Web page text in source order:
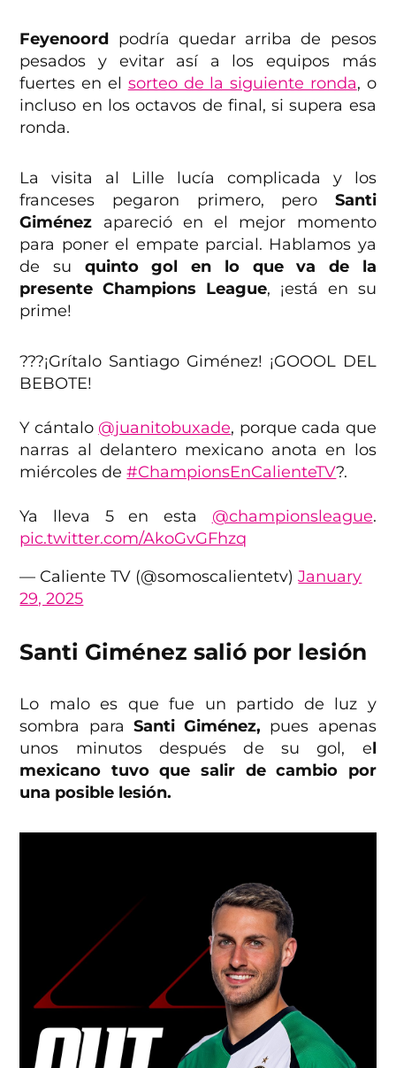
Feyenoord podría quedar arriba de pesos
pesados y evitar así a los equipos más
fuertes en el sorteo de la siguiente ronda, o
incluso en los octavos de final, si supera esa
ronda.
La visita al Lille lucía complicada y los
franceses pegaron primero, pero Santi
Giménez apareció en el mejor momento
para poner el empate parcial. Hablamos ya
de su quinto gol en lo que va de la
presente Champions League, ¡está en su
prime!
???¡Grítalo Santiago Giménez! ¡GOOOL DEL
BEBOTE!
Y cántalo @juanitobuxade, porque cada que
narras al delantero mexicano anota en los
miércoles de#ChampionsEnCalienteTV?.
Ya lleva 5 en esta @championsleague.
pic.twitter.com/AkoGvGFhzq
— Caliente TV (@somoscalientetv)January
29, 2025
Santi Giménez salió por lesión
Lo malo es que fue un partido de luz y
sombra para Santi Giménez, pues apenas
unos minutos después de su gol, el
mexicano tuvo que salir de cambio por
una posible lesión.